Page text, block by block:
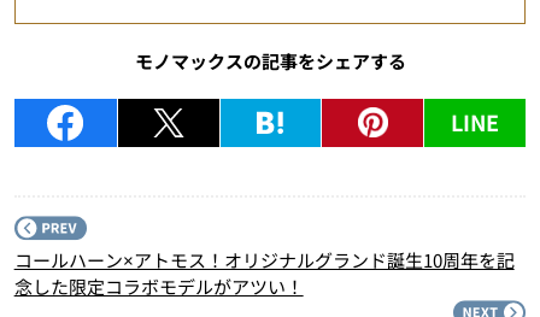
モノマックスの記事をシェアする
LINE
コールハーン×アトモス！オリジナルグランド誕生10周年を記
念した限定コラボモデルがアツい！